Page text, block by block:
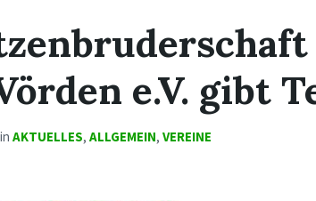
e.V. gibt
in AKTUELLES, ALLGEMEIN, VEREINE